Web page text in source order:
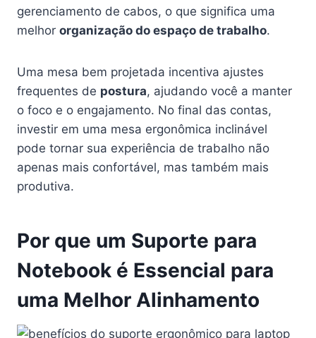
gerenciamento de cabos, o que significa uma
melhor organização do espaço de trabalho.
Uma mesa bem projetada incentiva ajustes
frequentes de postura, ajudando você a manter
o foco e o engajamento. No final das contas,
investir em uma mesa ergonômica inclinável
pode tornar sua experiência de trabalho não
apenas mais confortável, mas também mais
produtiva.
Por que um Suporte para
Notebook é Essencial para
uma Melhor Alinhamento